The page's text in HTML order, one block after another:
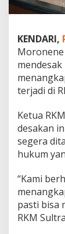
KENDARI,
Moronene
terjadi di
Ketua
desakan
segera
hukum
“Kami
pasti bisa
RKM